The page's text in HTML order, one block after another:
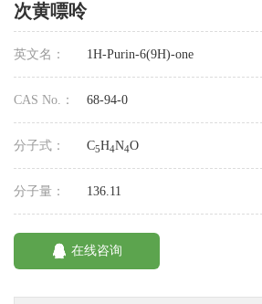
次黄嘌呤
英文名： 1H-Purin-6(9H)-one
CAS No.： 68-94-0
分子式： C5H4N4O
分子量： 136.11
在线咨询